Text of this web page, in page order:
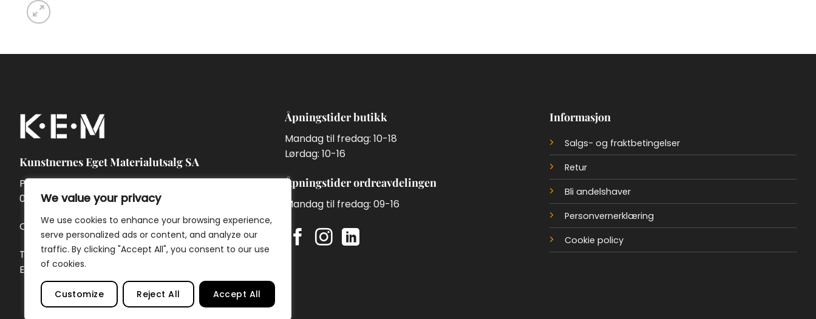
We value your privacy
We use cookies to enhance your browsing experience,
serve personalized ads or content, and analyze our
traffic. By clicking "Accept All", you consent to our use
of cookies.
Customize Reject All Accept All
Kunstnernes Eget Materialutsalg SA
Pontoppidans gate 7A
0462 Oslo
Org.nr. 957 874 142
Telefon:23 32 69 40
E-post:ordre@kem.no
Åpningstider butikk
Mandag til fredag: 10-18
Lørdag: 10-16
Åpningstider ordreavdelingen
Mandag til fredag: 09-16
Informasjon
Salgs- og fraktbetingelser
Retur
Bli andelshaver
Personvernerklæring
Cookie policy